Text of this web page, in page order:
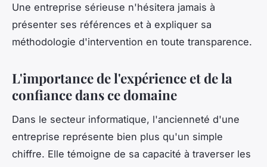
Une entreprise sérieuse n'hésitera jamais à
présenter ses références et à expliquer sa
méthodologie d'intervention en toute transparence.
L'importance de l'expérience et de la
confiance dans ce domaine
Dans le secteur informatique, l'ancienneté d'une
entreprise représente bien plus qu'un simple
chiffre. Elle témoigne de sa capacité à traverser les